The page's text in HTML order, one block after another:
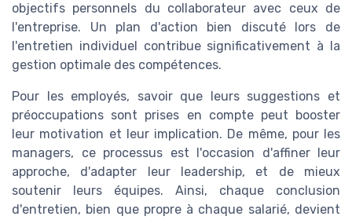
objectifs personnels du collaborateur avec ceux de
l'entreprise. Un plan d'action bien discuté lors de
l'entretien individuel contribue significativement à la
gestion optimale des compétences.
Pour les employés, savoir que leurs suggestions et
préoccupations sont prises en compte peut booster
leur motivation et leur implication. De même, pour les
managers, ce processus est l'occasion d'affiner leur
approche, d'adapter leur leadership, et de mieux
soutenir leurs équipes. Ainsi, chaque conclusion
d'entretien, bien que propre à chaque salarié, devient